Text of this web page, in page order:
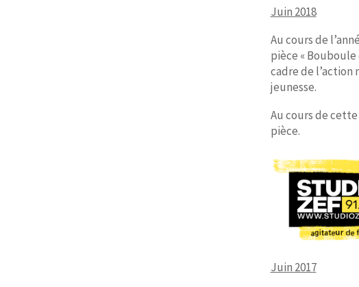
Juin 2018
Au cours de
pièce «
cadre de l’action
jeunesse.
Au cours de
pièce.
Juin 2017